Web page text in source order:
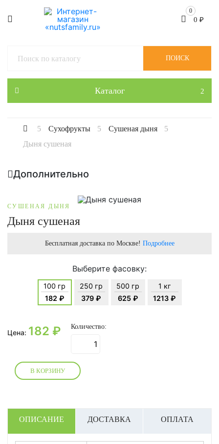
0
0 ₽
Каталог
ПОИСК
Сухофрукты
Сушеная дыня
Дыня сушеная
Дополнительно
СУШЕНАЯ ДЫНЯ
Дыня сушеная
Бесплатная доставка по Москве! Подробнее
Выберите фасовку:
100 гр
182 ₽
250 гр
379 ₽
500 гр
625 ₽
1 кг
1213 ₽
Цена: 182 ₽ Количество:
В КОРЗИНУ
ОПИСАНИЕ ДОСТАВКА ОПЛАТА